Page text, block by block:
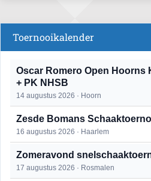
Toernooikalender
Oscar Romero Open Hoorns
+ PK NHSB
14 augustus 2026 · Hoorn
Zesde Bomans
16 augustus 2026 · Haarlem
Zomeravond
17 augustus 2026 · Rosmalen